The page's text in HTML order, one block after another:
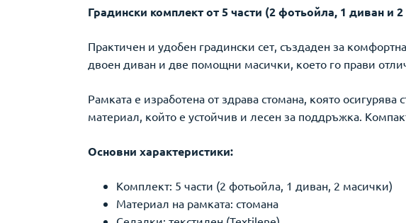
Градински комплект от 5 части (2 фотьойла, 1 диван и
Практичен и удобен градински сет, създаден за
двоен диван и две помощни масички, което го прави
Рамката е изработена от здрава стомана, която
материал, който е устойчив и лесен за поддръжка.
Основни характеристики:
Комплект: 5 части (2 фотьойла, 1 диван, 2 масички)
Материал на рамката: стомана